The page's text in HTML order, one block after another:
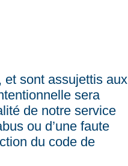
et sont assujettis aux
sera
de notre service
ou d’une faute
du code de